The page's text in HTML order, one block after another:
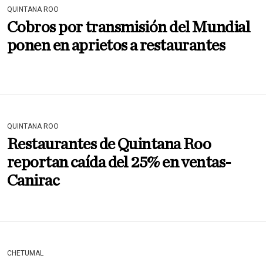
QUINTANA ROO
Cobros por transmisión del Mundial
ponen en aprietos a restaurantes
QUINTANA ROO
Restaurantes de Quintana Roo
reportan caída del 25% en ventas-
Canirac
CHETUMAL